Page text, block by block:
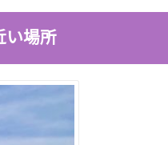
い場所